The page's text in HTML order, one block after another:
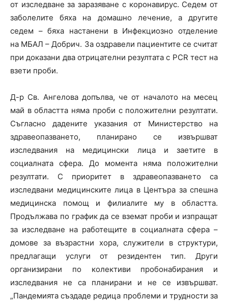
от изследване за заразяване с коронавирус. Седем от
заболелите бяха на домашно лечение, а другите
седем – бяха настанени в Инфекциозно отделение
на МБАЛ – Добрич. За оздравели пациентите се считат
при доказани два отрицателни резултата с PCR тест на
взети проби.
Д-р Св. Ангелова допълва, че от началото на месец
май в областта няма проби с положителни резултати.
Съгласно дадените указания от Министерство на
здравеопазването, планирано се извършват
изследвания на медицински лица и заетите в
социалната сфера. До момента няма положителни
резултати. С приоритет в здравеопазването са
изследвани медицинските лица в Центъра за спешна
медицинска помощ и филиалите му в областта.
Продължава по график да се вземат проби и изпращат
за изследване на работещите в социалната сфера –
домове за възрастни хора, служители в структури,
предлагащи услуги от резидентен тип. Други
организирани по колективи пробонабирания и
изследвания не са планирани и не се извършват.
„Пандемията създаде редица проблеми и трудности за